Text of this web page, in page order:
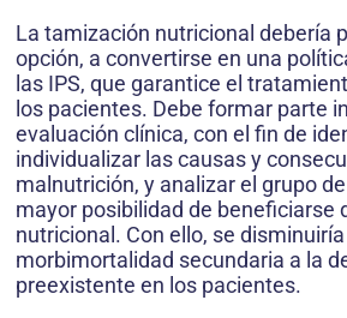
La tamización nutricional debería
opción, a convertirse en una
las IPS, que garantice el
los pacientes. Debe formar parte
evaluación clínica, con el fin de
individualizar las causas y
malnutrición, y analizar el grupo
mayor posibilidad de beneficiarse
nutricional. Con ello, se
morbimortalidad secundaria a la
preexistente en los pacientes.